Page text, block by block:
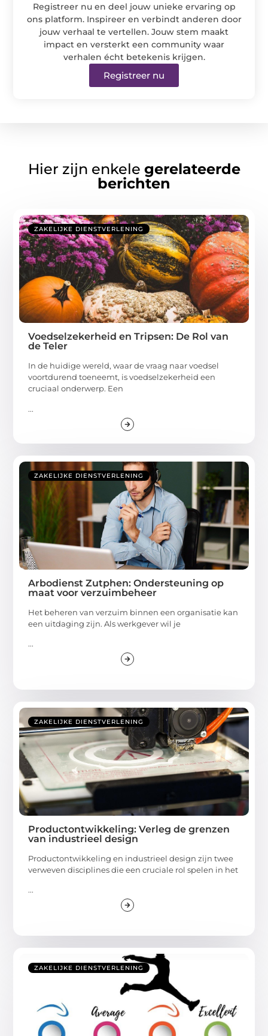
Registreer nu en deel jouw unieke ervaring op
ons platform. Inspireer en verbindt anderen door
jouw verhaal te vertellen. Jouw stem maakt
impact en versterkt een community waar
verhalen écht betekenis krijgen.
Registreer nu
Hier zijn enkele gerelateerde
berichten
ZAKELIJKE DIENSTVERLENING
Voedselzekerheid en Tripsen: De Rol van
de Teler
In de huidige wereld, waar de vraag naar voedsel
voortdurend toeneemt, is voedselzekerheid een
cruciaal onderwerp. Een
...
ZAKELIJKE DIENSTVERLENING
Arbodienst Zutphen: Ondersteuning op
maat voor verzuimbeheer
Het beheren van verzuim binnen een organisatie kan
een uitdaging zijn. Als werkgever wil je
...
ZAKELIJKE DIENSTVERLENING
Productontwikkeling: Verleg de grenzen
van industrieel design
Productontwikkeling en industrieel design zijn twee
verweven disciplines die een cruciale rol spelen in het
...
ZAKELIJKE DIENSTVERLENING